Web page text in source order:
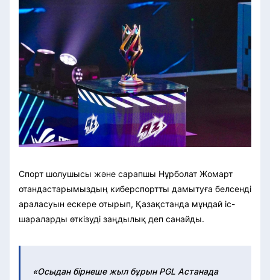
Спорт шолушысы және сарапшы Нұрболат Жомарт
отандастарымыздың киберспортты дамытуға белсенді
араласуын ескере отырып, Қазақстанда мұндай іс-
шараларды өткізуді заңдылық деп санайды.
«Осыдан бірнеше жыл бұрын PGL Астанада